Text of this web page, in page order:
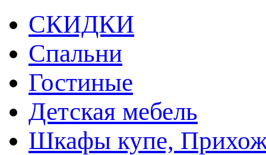
СКИДКИ
Спальни
Гостиные
Детская мебель
Шкафы купе,